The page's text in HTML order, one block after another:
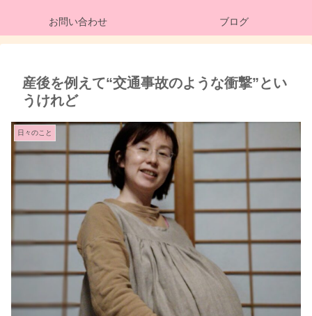
お問い合わせ ブログ
産後を例えて“交通事故のような衝撃”とい
うけれど
日々のこと